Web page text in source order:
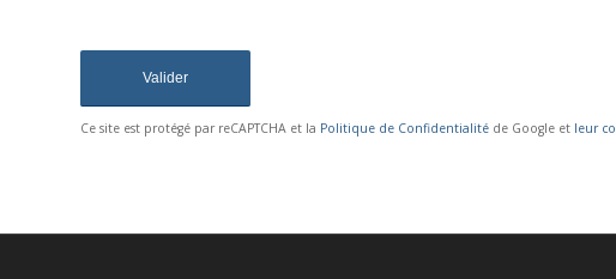
reCAPTCHA. Le formulaire ne peut
réessayer ultérieurement - rechargez la